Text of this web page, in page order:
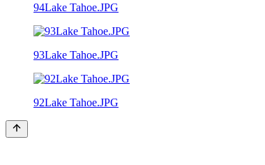
94Lake Tahoe.JPG
93Lake Tahoe.JPG
92Lake Tahoe.JPG